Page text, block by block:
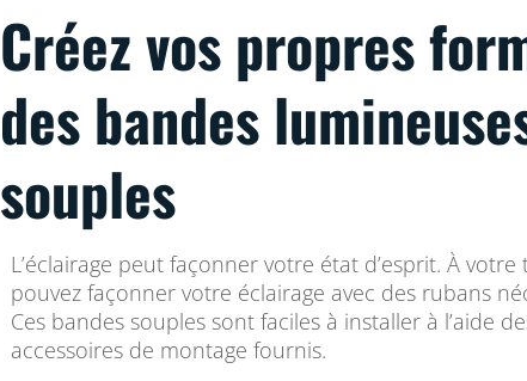
Créez vos propres
des bandes
souples
L’éclairage peut façonner votre état d’esprit. À votre
pouvez façonner votre éclairage avec des rubans
Ces bandes souples sont faciles à installer à l’aide
accessoires de montage fournis.